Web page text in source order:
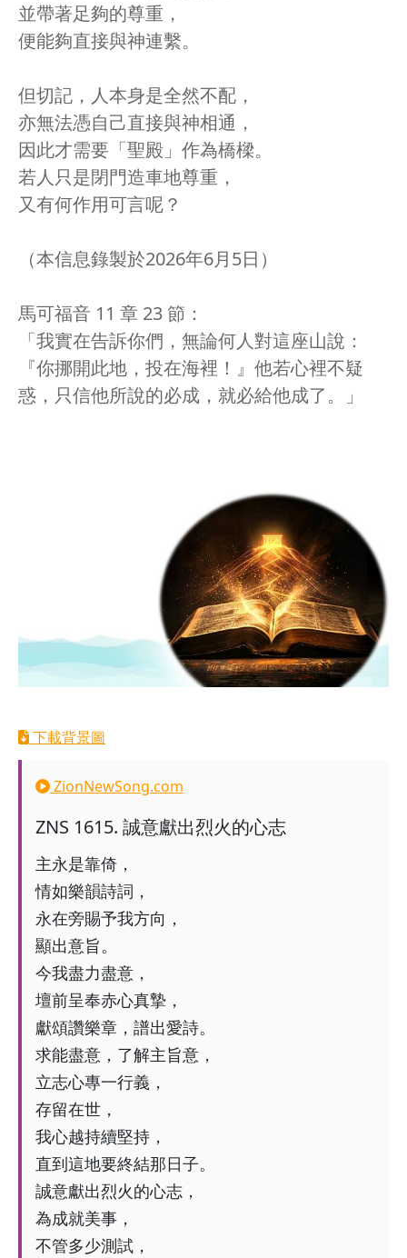
並帶著足夠的尊重，
便能夠直接與神連繫。
但切記，人本身是全然不配，
亦無法憑自己直接與神相通，
因此才需要「聖殿」作為橋樑。
若人只是閉門造車地尊重，
又有何作用可言呢？
（本信息錄製於2026年6月5日）
馬可福音 11 章 23 節：
「我實在告訴你們，無論何人對這座山說：
『你挪開此地，投在海裡！』他若心裡不疑
惑，只信他所說的必成，就必給他成了。」
下載背景圖
ZionNewSong.com
ZNS 1615. 誠意獻出烈火的心志
主永是靠倚，
情如樂韻詩詞，
永在旁賜予我方向，
顯出意旨。
今我盡力盡意，
壇前呈奉赤心真摯，
獻頌讚樂章，譜出愛詩。
求能盡意，了解主旨意，
立志心專一行義，
存留在世，
我心越持續堅持，
直到這地要終結那日子。
誠意獻出烈火的心志，
為成就美事，
不管多少測試，